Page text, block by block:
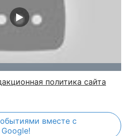
политика сайта
вместе с